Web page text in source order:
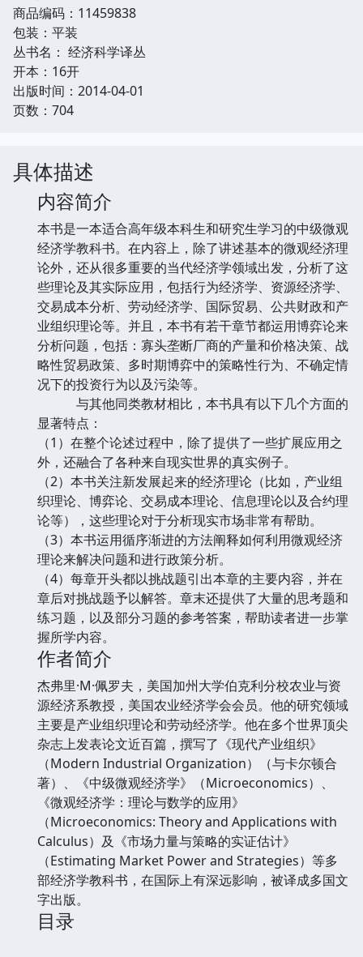
商品编码：11459838
包装：平装
丛书名： 经济科学译丛
开本：16开
出版时间：2014-04-01
页数：704
具体描述
内容简介
本书是一本适合高年级本科生和研究生学习的中级微观
经济学教科书。在内容上，除了讲述基本的微观经济理
论外，还从很多重要的当代经济学领域出发，分析了这
些理论及其实际应用，包括行为经济学、资源经济学、
交易成本分析、劳动经济学、国际贸易、公共财政和产
业组织理论等。并且，本书有若干章节都运用博弈论来
分析问题，包括：寡头垄断厂商的产量和价格决策、战
略性贸易政策、多时期博弈中的策略性行为、不确定情
况下的投资行为以及污染等。
与其他同类教材相比，本书具有以下几个方面的
显著特点：
（1）在整个论述过程中，除了提供了一些扩展应用之
外，还融合了各种来自现实世界的真实例子。
（2）本书关注新发展起来的经济理论（比如，产业组
织理论、博弈论、交易成本理论、信息理论以及合约理
论等），这些理论对于分析现实市场非常有帮助。
（3）本书运用循序渐进的方法阐释如何利用微观经济
理论来解决问题和进行政策分析。
（4）每章开头都以挑战题引出本章的主要内容，并在
章后对挑战题予以解答。章末还提供了大量的思考题和
练习题，以及部分习题的参考答案，帮助读者进一步掌
握所学内容。
作者简介
杰弗里·M·佩罗夫，美国加州大学伯克利分校农业与资
源经济系教授，美国农业经济学会会员。他的研究领域
主要是产业组织理论和劳动经济学。他在多个世界顶尖
杂志上发表论文近百篇，撰写了《现代产业组织》
（Modern Industrial Organization）（与卡尔顿合
著）、《中级微观经济学》（Microeconomics）、
《微观经济学：理论与数学的应用》
（Microeconomics: Theory and Applications with
Calculus）及《市场力量与策略的实证估计》
（Estimating Market Power and Strategies）等多
部经济学教科书，在国际上有深远影响，被译成多国文
字出版。
目录